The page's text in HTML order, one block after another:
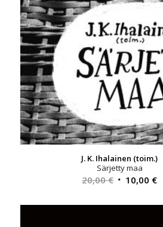
J. K. Ihalainen (toim.)
Särjetty maa
20,00€
oli:
10,00 €